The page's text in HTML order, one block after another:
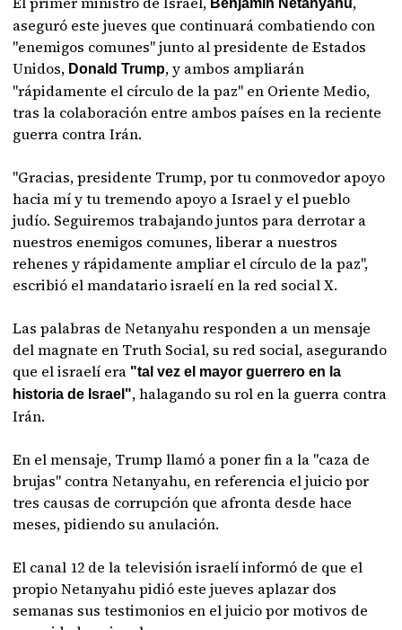
Benjamín Netanyahu
aseguró este jueves que continuará combatiendo con
"enemigos comunes" junto al presidente de Estados
Unidos, Donald Trump, y ambos ampliarán
"rápidamente el círculo de la paz" en Oriente Medio,
tras la colaboración entre ambos países en la reciente
guerra contra Irán.
"Gracias, presidente Trump, por tu conmovedor apoyo
hacia mí y tu tremendo apoyo a Israel y el pueblo
judío. Seguiremos trabajando juntos para derrotar a
nuestros enemigos comunes, liberar a nuestros
rehenes y rápidamente ampliar el círculo de la paz",
escribió el mandatario israelí en la red social X.
Las palabras de Netanyahu responden a un mensaje
del magnate en Truth Social, su red social, asegurando
que el israelí era "tal vez el mayor guerrero en la
historia de Israel", halagando su rol en la guerra contra
Irán.
En el mensaje, Trump llamó a poner fin a la "caza de
brujas" contra Netanyahu, en referencia el juicio por
tres causas de corrupción que afronta desde hace
meses, pidiendo su anulación.
El canal 12 de la televisión israelí informó de que el
propio Netanyahu pidió este jueves aplazar dos
semanas sus testimonios en el juicio por motivos de